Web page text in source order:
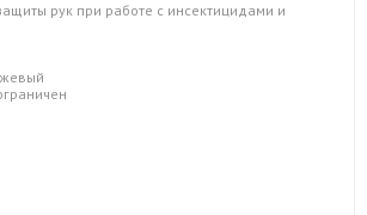
рук при работе с инсектицидами и